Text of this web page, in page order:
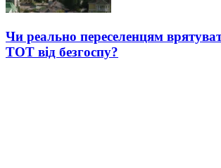
Чи реально переселенцям
ТОТ від безгоспу?